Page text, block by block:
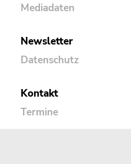
Mediadaten
Newsletter
Datenschutz
Kontakt
Termine